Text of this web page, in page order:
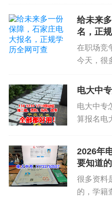
检门安检，如有异常情
按学校规定时间提前到达
排队安检。
妥善放置物品。考点将
匙）、非听力使用耳机、
雨伞和金属制作的手镯
盒、水杯等物品，尽量
建议校内考生不携带手
品，跨校区考生妥善放置
三、关注官网官微
试，获得
人中专学
给未来
名，正
在职场竞
今天，很
误时间、
历、学信
习...
电大中
电大中专
算报名电
答！电大
视中等专
2026年
要知道的
很多资料
的，学籍